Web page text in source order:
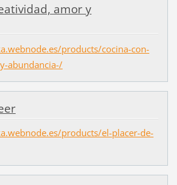
amor y
products/cocina-con-
abundancia-/
products/el-placer-de-